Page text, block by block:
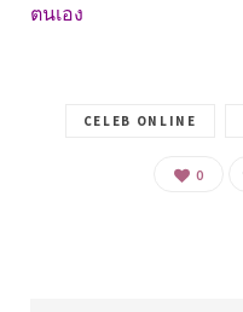
ตนเอง
CELEB ONLINE
0